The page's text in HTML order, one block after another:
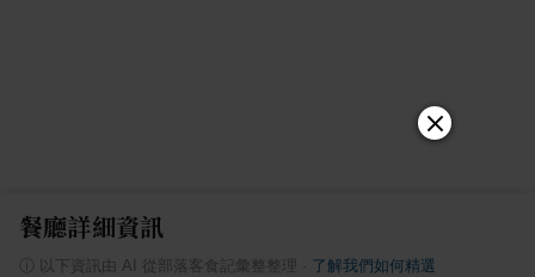
餐廳詳細資訊
以下資訊由 AI 從部落客食記彙整整理 了解我們如何精選